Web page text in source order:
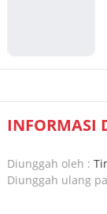
INFORMASI
Diunggah oleh :
Diunggah ulang